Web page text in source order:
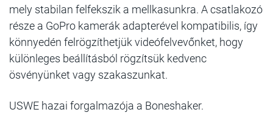
mely stabilan felfekszik a mellkasunkra. A csatlakozó
része a GoPro kamerák adapterével kompatibilis, így
könnyedén felrögzíthetjük videófelvevőnket, hogy
különleges beállításból rögzítsük kedvenc
ösvényünket vagy szakaszunkat.
USWE hazai forgalmazója a Boneshaker.